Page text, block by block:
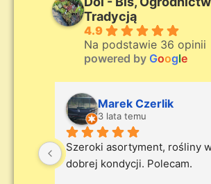
Tradycją
4.9
Na podstawie 36 opinii
powered by Google
Marek Czerlik
3 lata temu
Szeroki asortyment, rośliny
dobrej kondycji. Polecam.